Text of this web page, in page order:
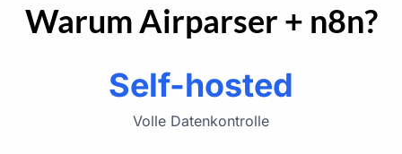
Warum Airparser + n8n?
Self-hosted
Volle Datenkontrolle